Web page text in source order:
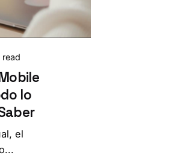
read
lo
el